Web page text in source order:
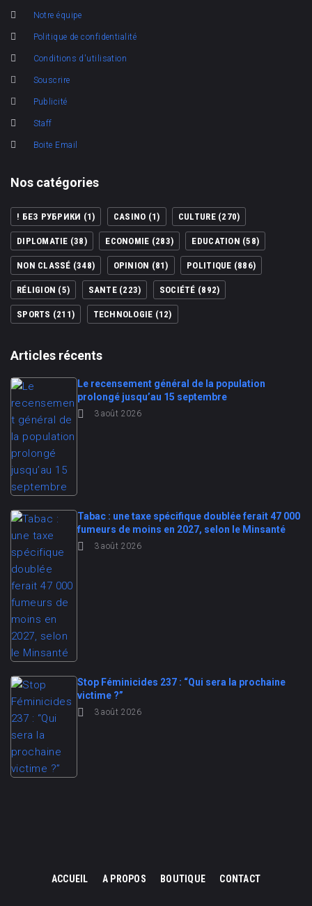
Notre équipe
Politique de confidentialité
Conditions d'utilisation
Souscrire
Publicité
Staff
Boite Email
Nos catégories
! БЕЗ РУБРИКИ (1) CASINO (1) CULTURE(270)
DIPLOMATIE (38) ECONOMIE (283) EDUCATION (58)
NON CLASSÉ (348) OPINION (81) POLITIQUE (886)
RÉLIGION (5) SANTE(223) SOCIÉTÉ (892)
SPORTS (211) TECHNOLOGIE (12)
Articles récents
Le recensement général de la population
prolongé jusqu’au 15 septembre
3 août 2026
Tabac : une taxe spécifique doublée ferait 47 000
fumeurs de moins en 2027, selon le Minsanté
3 août 2026
Stop Féminicides 237 : “Qui sera la prochaine
victime ?”
3 août 2026
ACCUEIL A PROPOS BOUTIQUE CONTACT